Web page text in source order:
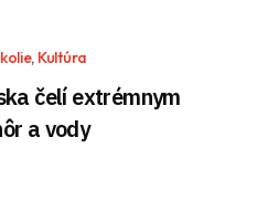
, Kultúra
čelí extrémnym
a vody